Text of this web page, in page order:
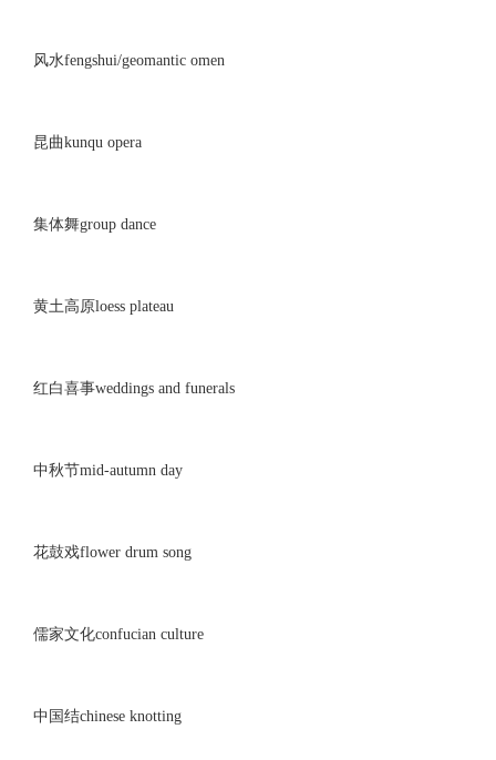
风水fengshui/geomantic omen
昆曲kunqu opera
集体舞group dance
黄土高原loess plateau
红白喜事weddings and funerals
中秋节mid-autumn day
花鼓戏flower drum song
儒家文化confucian culture
中国结chinese knotting